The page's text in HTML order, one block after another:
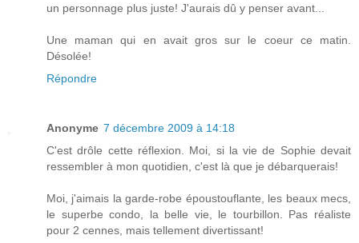
un personnage plus juste! J'aurais dû y penser avant...
Une maman qui en avait gros sur le coeur ce matin.
Désolée!
Répondre
Anonyme 7 décembre 2009 à 14:18
C'est drôle cette réflexion. Moi, si la vie de Sophie devait
ressembler à mon quotidien, c'est là que je débarquerais!
Moi, j'aimais la garde-robe époustouflante, les beaux mecs,
le superbe condo, la belle vie, le tourbillon. Pas réaliste
pour 2 cennes, mais tellement divertissant!